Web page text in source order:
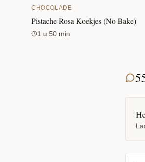
CHOCOLADE
Pistache Rosa Koekjes (No Bake)
1 u 50 min